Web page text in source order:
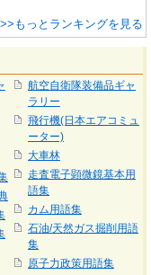
>>もっとランキングを見る
航空自衛隊装備品ギャ
ラリー
飛行機(日本エアコミュ
ーター)
大車林
走査電子顕微鏡基本用
語集
カム用語集
石油/天然ガス掘削用語
集
原子力政策用語集